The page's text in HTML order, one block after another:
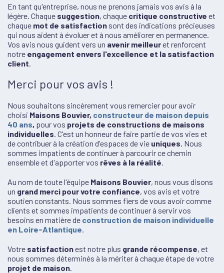
En tant qu'entreprise, nous ne prenons jamais vos avis à la
légère. Chaque suggestion, chaque critique constructive et
chaque mot de satisfaction sont des indications précieuses
qui nous aident à évoluer et à nous améliorer en permanence.
Vos avis nous guident vers un avenir meilleuret renforcent
notre engagement envers l'excellence et la satisfaction
client.
Merci pour vos avis !
Nous souhaitons sincèrement vous remercier pour avoir
choisi Maisons Bouvier, constructeur de maison depuis
40 ans, pour vos projets de constructions de maisons
individuelles. C'est un honneur de faire partie de vos vies et
de contribuer à la création d'espaces de vie uniques. Nous
sommes impatients de continuer à parcourir ce chemin
ensemble et d'apporter vos rêves à la réalité.
Au nom de toute l'équipe Maisons Bouvier, nous vous disons
un grand merci pour votre confiance, vos avis et votre
soutien constants. Nous sommes fiers de vous avoir comme
clients et sommes impatients de continuer à servir vos
besoins en matière de construction de maison individuelle
en Loire-Atlantique.
Votre satisfactionest notre plus grande récompense, et
nous sommes déterminés à la mériter à chaque étape de votre
projet de maison.